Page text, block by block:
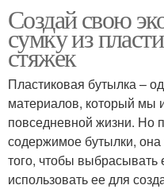
Создай свою
сумку из
стяжек
Пластиковая бутылка –
материалов, который мы
повседневной жизни. Но
содержимое бутылки,
того, чтобы
использовать ее для